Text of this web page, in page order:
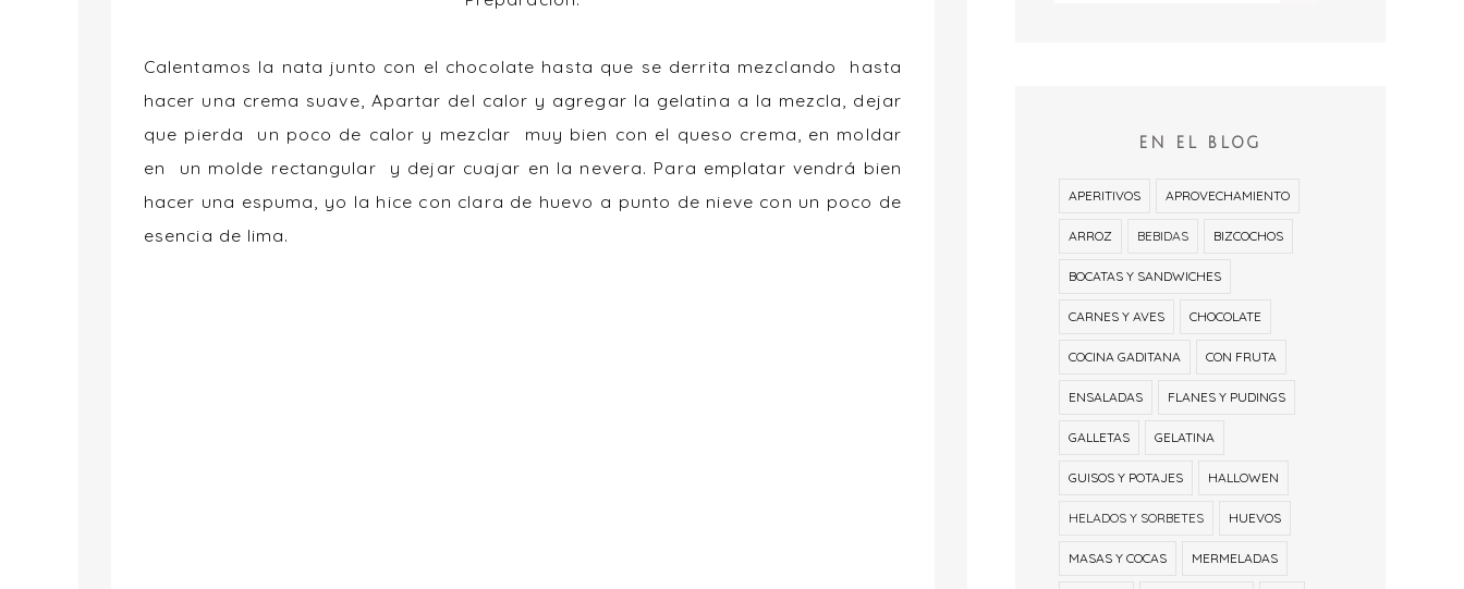
Calentamos la nata junto con el chocolate hasta que se derrita mezclando hasta
hacer una crema suave, Apartar del calor y agregar la gelatina a la mezcla, dejar
que pierda un poco de calor y mezclar muy bien con el queso crema, en moldar
en un molde rectangular y dejar cuajar en la nevera. Para emplatar vendrá bien
hacer una espuma, yo la hice con clara de huevo a punto de nieve con un poco de
esencia de lima.
EN EL BLOG
APERITIVOS APROVECHAMIENTO
ARROZ BEBIDAS BIZCOCHOS
BOCATAS Y SANDWICHES
CARNES Y AVES CHOCOLATE
COCINA GADITANA CON FRUTA
ENSALADAS FLANES Y PUDINGS
GALLETAS GELATINA
GUISOS Y POTAJES HALLOWEN
HELADOS Y SORBETES HUEVOS
MASAS Y COCAS MERMELADAS